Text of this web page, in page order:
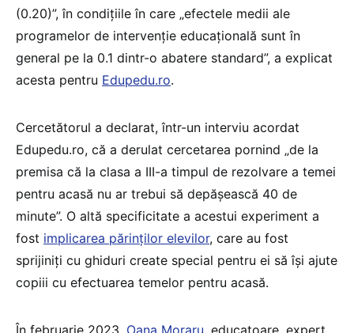
(0.20)”, în condițiile în care „efectele medii ale
programelor de intervenție educațională sunt în
general pe la 0.1 dintr-o abatere standard”, a explicat
acesta pentru Edupedu.ro.
Cercetătorul a declarat, într-un interviu acordat
Edupedu.ro, că a derulat cercetarea pornind „de la
premisa că la clasa a III-a timpul de rezolvare a temei
pentru acasă nu ar trebui să depășească 40 de
minute”. O altă specificitate a acestui experiment a
fost implicarea părinților elevilor, care au fost
sprijiniți cu ghiduri create special pentru ei să își ajute
copiii cu efectuarea temelor pentru acasă.
În februarie 2023, Oana Moraru, educatoare, expert